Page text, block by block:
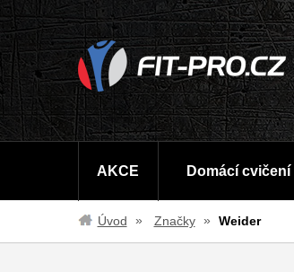
AKCE Domácí cvičení
Úvod Značky Weider